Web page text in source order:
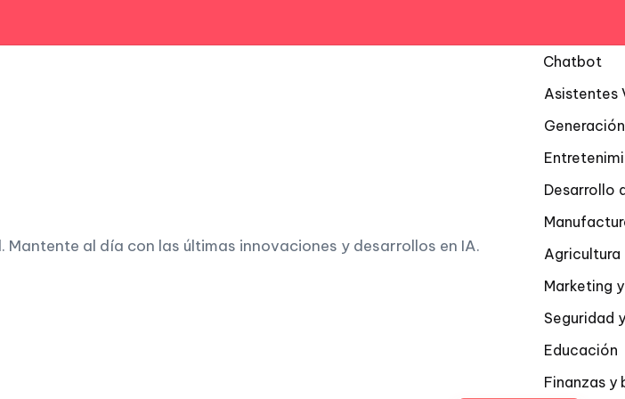
al día con las últimas innovaciones y desarrollos en IA.
Chatbot
Asistentes
Desarrollo
Agricultura
Marketing
Seguridad
Educación
Finanzas y